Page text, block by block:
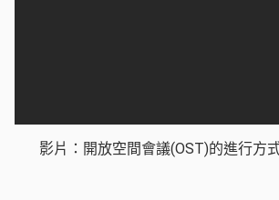
影片：開放空間會議(OST)的進行方